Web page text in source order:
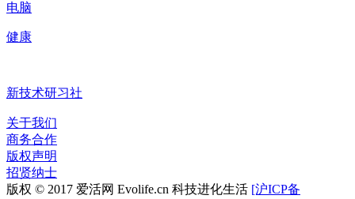
电脑
健康
新技术研习社
关于我们
商务合作
版权声明
招贤纳士
版权 © 2017 爱活网 Evolife.cn 科技进化生活 [沪ICP备